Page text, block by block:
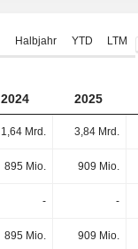
Halbjahr YTD LTM
2024 2025
1,64 Mrd. 3,84 Mrd.
895 Mio. 909 Mio.
- -
895 Mio. 909 Mio.